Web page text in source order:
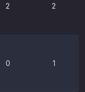
2 2
0 1